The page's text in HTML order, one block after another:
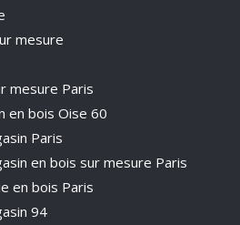
mesure
mesure Paris
en bois Oise 60
Paris
en bois sur mesure Paris
en bois Paris
94